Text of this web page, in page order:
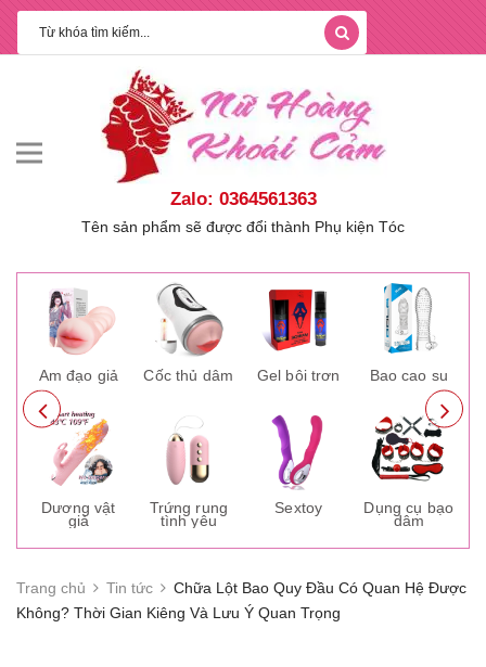
Zalo: 0364561363
Tên sản phẩm sẽ được đổi thành Phụ kiện Tóc
Âm đạo giả
Dương vật
giả
Cốc thủ dâm
Trứng rung
tình yêu
Gel bôi trơn
Sextoy
Bao cao su
Dụng cụ bạo
dâm
Trang chủ Tin tức
Chữa Lột Bao Quy Đầu Có Quan Hệ Được
Không? Thời Gian Kiêng Và Lưu Ý Quan Trọng